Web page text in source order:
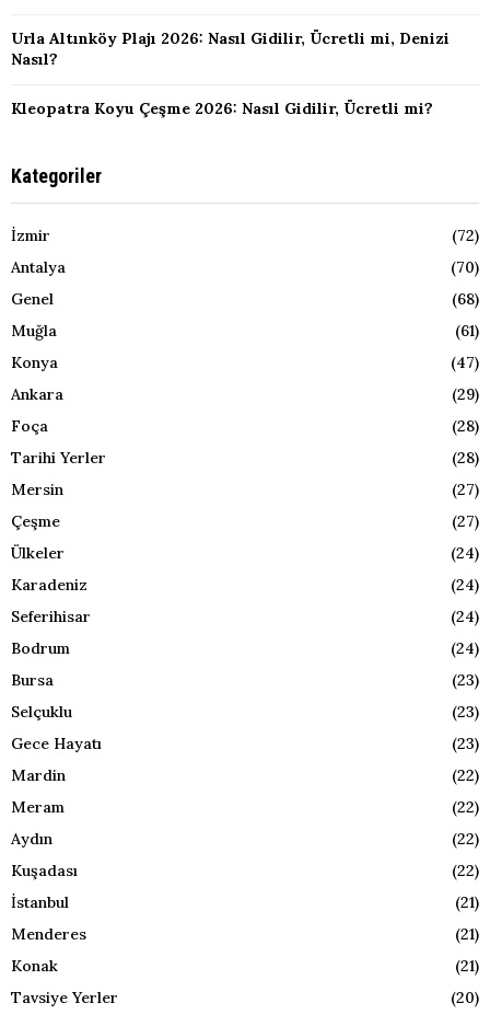
Urla Altınköy Plajı 2026: Nasıl Gidilir, Ücretli mi, Denizi
Nasıl?
Kleopatra Koyu Çeşme 2026: Nasıl Gidilir, Ücretli mi?
Kategoriler
İzmir
(72)
Antalya
(70)
Genel
(68)
Muğla
(61)
Konya
(47)
Ankara
(29)
Foça
(28)
Tarihi Yerler
(28)
Mersin
(27)
Çeşme
(27)
Ülkeler
(24)
Karadeniz
(24)
Seferihisar
(24)
Bodrum
(24)
Bursa
(23)
Selçuklu
(23)
Gece Hayatı
(23)
Mardin
(22)
Meram
(22)
Aydın
(22)
Kuşadası
(22)
İstanbul
(21)
Menderes
(21)
Konak
(21)
Tavsiye Yerler
(20)